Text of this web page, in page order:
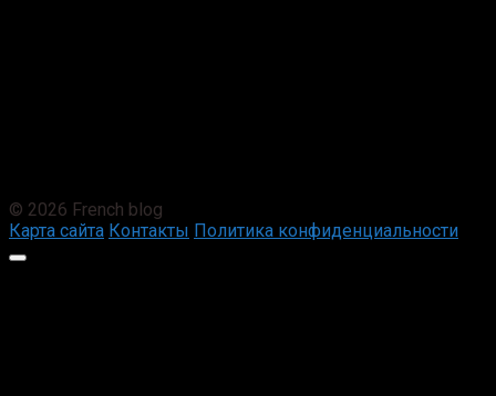
© 2026 French blog
Карта сайта Контакты Политика конфиденциальности